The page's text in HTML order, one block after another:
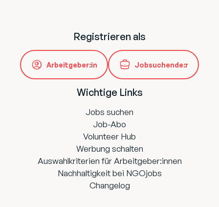
Registrieren als
Arbeitgeber:in Jobsuchende:r
Wichtige Links
Jobs suchen
Job-Abo
Volunteer Hub
Werbung schalten
Auswahlkriterien für Arbeitgeber:innen
Nachhaltigkeit bei NGOjobs
Changelog